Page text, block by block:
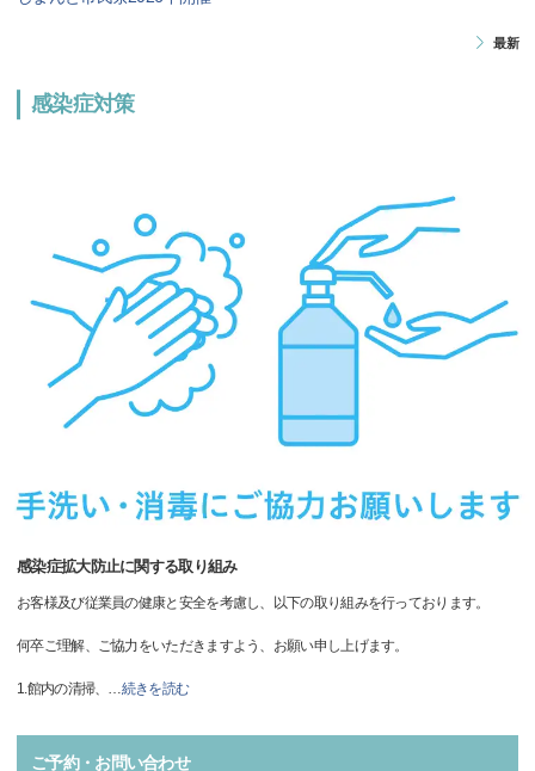
最新
感染症対策
感染症拡大防止に関する取り組み
お客様及び従業員の健康と安全を考慮し、以下の取り組みを行っております。
何卒ご理解、ご協力をいただきますよう、お願い申し上げます。
1.館内の清掃、 …続きを読む
ご予約・お問い合わせ